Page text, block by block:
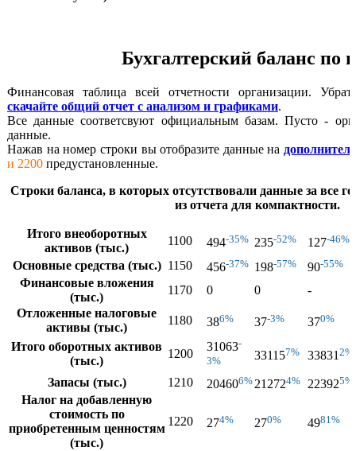
Бухгалтерский баланс по
Финансовая таблица всей отчетности организации.
скачайте общий отчет с анализом и графиками.
Все данные соответсвуют официальным базам. Пусто -
данные.
Нажав на номер строки вы отобразите данные на
и 2200 предустановленные.
Строки баланса, в которых отсутствовали данные за все
из отчета для компактности.
Итого внеоборотных
активов (тыс.)
1100 494-35% 235-52% 127-46%
Основные средства (тыс.) 1150 456-37% 198-57% 90-55%
Финансовые вложения
(тыс.)
1170 0 0 -
Отложенные налоговые
активы (тыс.)
1180 386% 37-3% 370%
Итого оборотных активов
(тыс.)
1200
31063-
3%
331157% 338312%
Запасы (тыс.)
1210 204606%212724% 223925%
Налог на добавленную
стоимость по
приобретенным ценностям
(тыс.)
1220 274% 270% 4981%